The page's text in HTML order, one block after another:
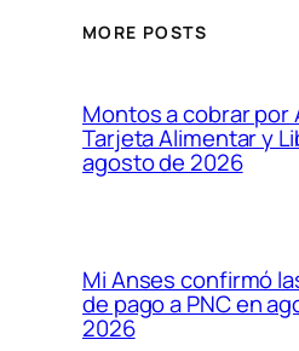
MORE POSTS
Montos a cobrar por
Tarjeta Alimentar y
agosto de 2026
Mi Anses confirmó
de pago a PNC en
2026